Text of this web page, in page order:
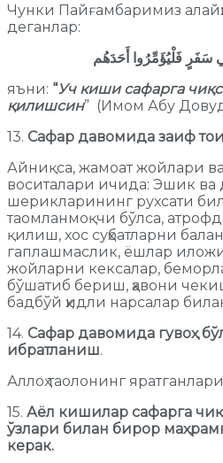
Чунки Пайғамбаримиз
деганлар:
سَفَرٍ فَلْيُؤَمِّرُوا أَحَدَهُم
яъни: “Уч киши сафарга
қилишсин” (Имом Абу
13. Сафар давомида заиф
Айниқса, жамоат жойлари
воситалари ичида: Эшик ва
шерикларининг рухсати
таомланмоқчи бўлса,
қилиш, хос суҳбатларни
гаплашмаслик, ёшлар
жойларни кексалар,
бўшатиб бериш, ҳавони
бадбўй ҳидли нарсалар
14. Сафар давомида гувоҳ
ибратланиш.
Аллоҳ таолонинг
15. Аёл кишилар сафарга
ўзлари билан бирор
керак.